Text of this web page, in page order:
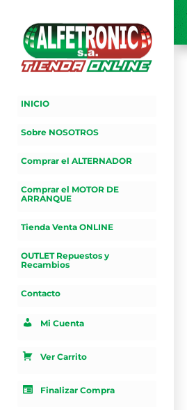
INICIO
Sobre NOSOTROS
Comprar el ALTERNADOR
Comprar el MOTOR DE
ARRANQUE
Tienda Venta ONLINE
OUTLET Repuestos y
Recambios
Contacto
Mi Cuenta
Ver Carrito
Finalizar Compra